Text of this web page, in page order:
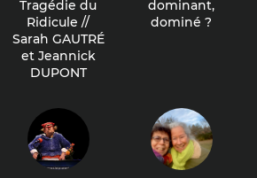
Tragédie du
Ridicule //
Sarah GAUTRÉ
et Jeannick
DUPONT
dominant,
dominé ?